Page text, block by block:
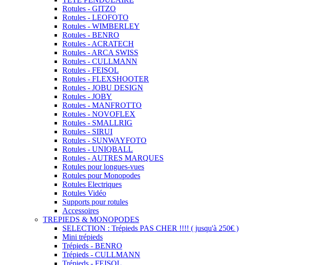
Rotules - GITZO
Rotules - LEOFOTO
Rotules - WIMBERLEY
Rotules - BENRO
Rotules - ACRATECH
Rotules - ARCA SWISS
Rotules - CULLMANN
Rotules - FEISOL
Rotules - FLEXSHOOTER
Rotules - JOBU DESIGN
Rotules - JOBY
Rotules - MANFROTTO
Rotules - NOVOFLEX
Rotules - SMALLRIG
Rotules - SIRUI
Rotules - SUNWAYFOTO
Rotules - UNIQBALL
Rotules - AUTRES MARQUES
Rotules pour longues-vues
Rotules pour Monopodes
Rotules Electriques
Rotules Vidéo
Supports pour rotules
Accessoires
TREPIEDS & MONOPODES
SELECTION : Trépieds PAS CHER !!!! ( jusqu'à 250€ )
Mini trépieds
Trépieds - BENRO
Trépieds - CULLMANN
Trépieds - FEISOL